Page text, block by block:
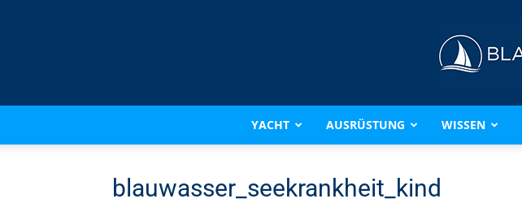
YACHT AUSRÜSTUNG WISSEN
blauwasser_seekrankheit_kind